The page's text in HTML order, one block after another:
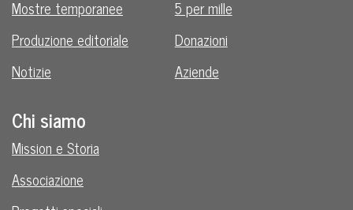
Mostre temporanee
Produzione editoriale
Notizie
5 per mille
Donazioni
Aziende
Chi siamo
Mission e Storia
Associazione